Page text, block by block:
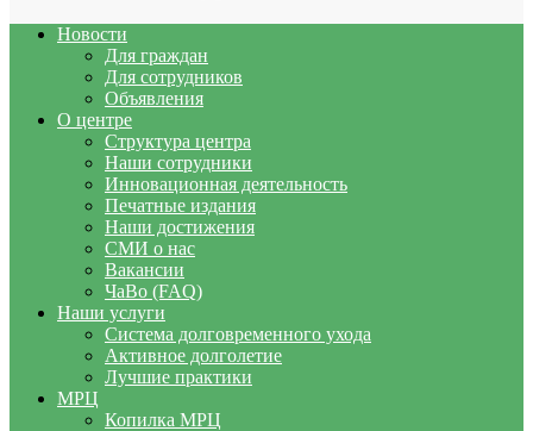
Новости
Для граждан
Для сотрудников
Объявления
О центре
Структура центра
Наши сотрудники
Инновационная деятельность
Печатные издания
Наши достижения
СМИ о нас
Вакансии
ЧаВо (FAQ)
Наши услуги
Система долговременного ухода
Активное долголетие
Лучшие практики
МРЦ
Копилка МРЦ